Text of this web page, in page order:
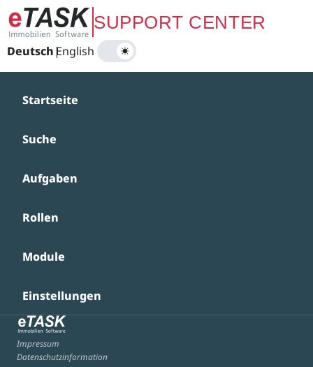
Zum Hauptinhalt springenSUPPORT CENTER
Deutsch|
English
Startseite
Suche
Aufgaben
Rollen
Module
Einstellungen
Impressum
Datenschutzinformation